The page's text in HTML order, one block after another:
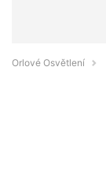
Orlové Osvětlení